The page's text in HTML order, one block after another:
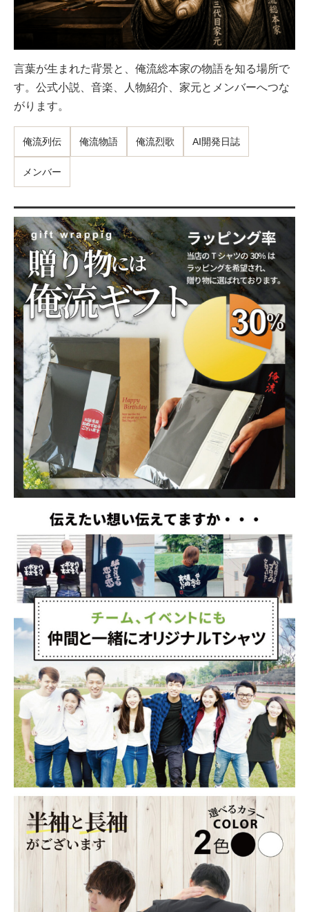
言葉が生まれた背景と、俺流総本家の物語を知る場所で
す。公式小説、音楽、人物紹介、家元とメンバーへつな
がります。
俺流列伝 俺流物語 俺流烈歌 AI開発日誌
メンバー